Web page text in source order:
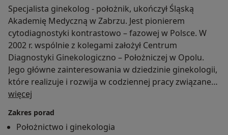
Specjalista ginekolog - położnik, ukończył Śląską
Akademię Medyczną w Zabrzu. Jest pionierem
cytodiagnostyki kontrastowo – fazowej w Polsce. W
2002 r. wspólnie z kolegami założył Centrum
Diagnostyki Ginekologiczno – Położniczej w Opolu.
Jego główne zainteresowania w dziedzinie ginekologii,
które realizuje i rozwija w codziennej pracy związane
są ściśle z ginekologią onkologiczną, patologią szyjki
diagnostyką i leczeniem infekcji HPV. Autor licznych
atlasów z zakresu patologii szyjki macicy, kolposkopii i
więcej
Zakres porad
Położnictwo i ginekologia